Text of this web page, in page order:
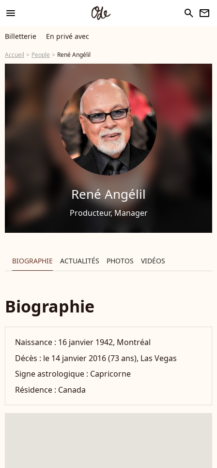
menu search newsletter
Billetterie En privé avec
Accueil People René Angélil
René Angélil
Producteur, Manager
BIOGRAPHIE ACTUALITÉS PHOTOS VIDÉOS
Biographie
Naissance : 16 janvier 1942, Montréal
Décès : le 14 janvier 2016 (73 ans), Las Vegas
Signe astrologique : Capricorne
Résidence : Canada